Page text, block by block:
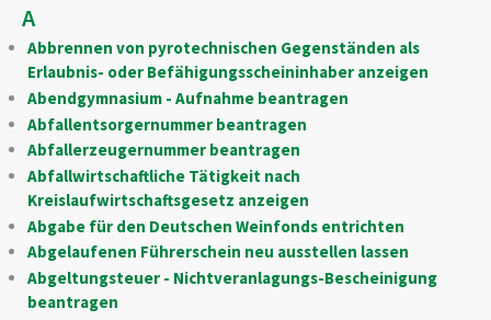
A
Abbrennen von pyrotechnischen Gegenständen als
Erlaubnis- oder Befähigungsscheininhaber anzeigen
Abendgymnasium - Aufnahme beantragen
Abfallentsorgernummer beantragen
Abfallerzeugernummer beantragen
Abfallwirtschaftliche Tätigkeit nach
Kreislaufwirtschaftsgesetz anzeigen
Abgabe für den Deutschen Weinfonds entrichten
Abgelaufenen Führerschein neu ausstellen lassen
Abgeltungsteuer - Nichtveranlagungs-Bescheinigung
beantragen